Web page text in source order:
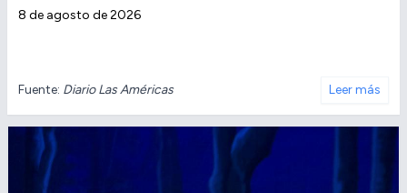
8 de agosto de 2026
Fuente: Diario Las Américas Leer más